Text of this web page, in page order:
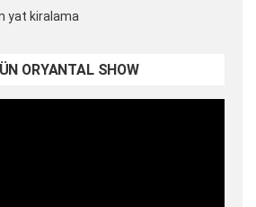
yat kiralama
ORYANTAL SHOW